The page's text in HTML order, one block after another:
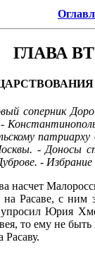
ГЛАВА
соперник
- Доносы
-
насчет
с ним
Юрия
то ему не